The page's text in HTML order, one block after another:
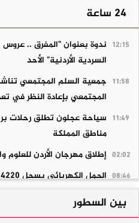
24 ساعة
12:15 ندوة بعنوان "المفرق .. عروس
السردية الأردنية" الأحد
11:58 جمعية السلم المجتمعي
المجتمعي بإعادة النظر في
11:49 سياحة عجلون تطلق رحلات
مناطق المملكة
02:02 إطلاق مهرجان الأردن للعلوم
08:46 الحمل الكهربائي يسجل 4220 ميجاواط الثلاثاء
02:09 البدور : مخدر الكريستال سلاح
01:31
وزارة البيئة
بين السطور